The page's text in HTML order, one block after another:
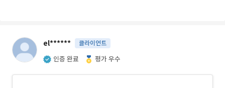
el****** 클라이언트
인증 완료 평가 우수